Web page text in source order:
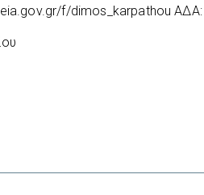
f/dimos_karpathou